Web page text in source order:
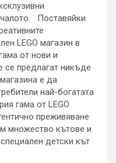
Поставяйки
LEGO магазин в
от нови и
се предлагат никъде
е да
най-богатата
гама от LEGO
преживяване
множество кътове и
детски кът